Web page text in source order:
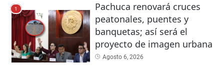
1
Pachuca renovará cruces
peatonales, puentes y
banquetas; así será el
proyecto de imagen urbana
Agosto 6, 2026